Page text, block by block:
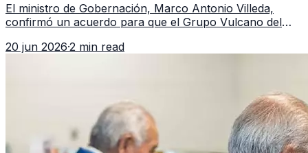
El ministro de Gobernación, Marco Antonio Villeda,
confirmó un acuerdo para que el Grupo Vulcano del
fallido con la administración anterior del Ministerio
20 jun 2026·2 min read